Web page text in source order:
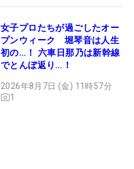
女子プロたちが過ごしたオー
プンウィーク 堀琴音は人生
初の…！ 六車日那乃は新幹線
でとんぼ返り…！
2026年8月7日 (金) 11時57分
1